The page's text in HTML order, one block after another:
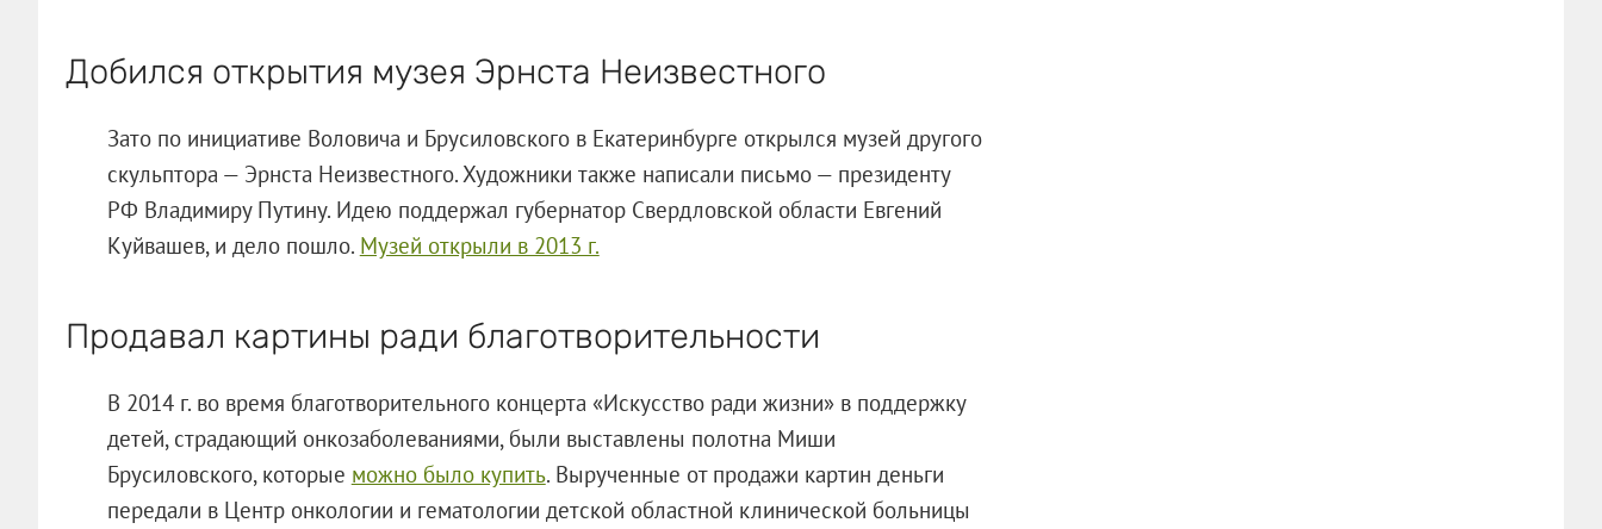
Добился открытия музея Эрнста Неизвестного
Зато по инициативе Воловича и Брусиловского в Екатеринбурге открылся музей другого
скульптора — Эрнста Неизвестного. Художники также написали письмо — президенту
РФ Владимиру Путину. Идею поддержал губернатор Свердловской области Евгений
Куйвашев, и дело пошло. Музей открыли в 2013 г.
Продавал картины ради благотворительности
В 2014 г. во время благотворительного концерта «Искусство ради жизни» в поддержку
детей, страдающий онкозаболеваниями, были выставлены полотна Миши
Брусиловского, которые можно было купить. Вырученные от продажи картин деньги
передали в Центр онкологии и гематологии детской областной клинической больницы